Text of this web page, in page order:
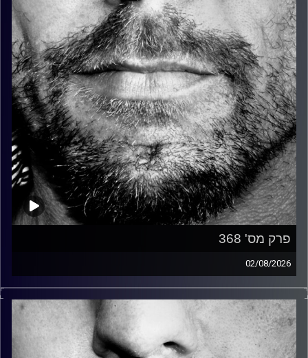
פרק מס' 368
02/08/2026
זיפים, מוזיקה מחוספסת של הופעות חיות. הרבה ג'אם, רוק,
בלוז, bluegrass, ג'אז, Fאנק, פרוגרסיב ואפילו אלקטרוניקה.
כל מה שחי, אמיתי ונושם.
עם שמוליק רגב.